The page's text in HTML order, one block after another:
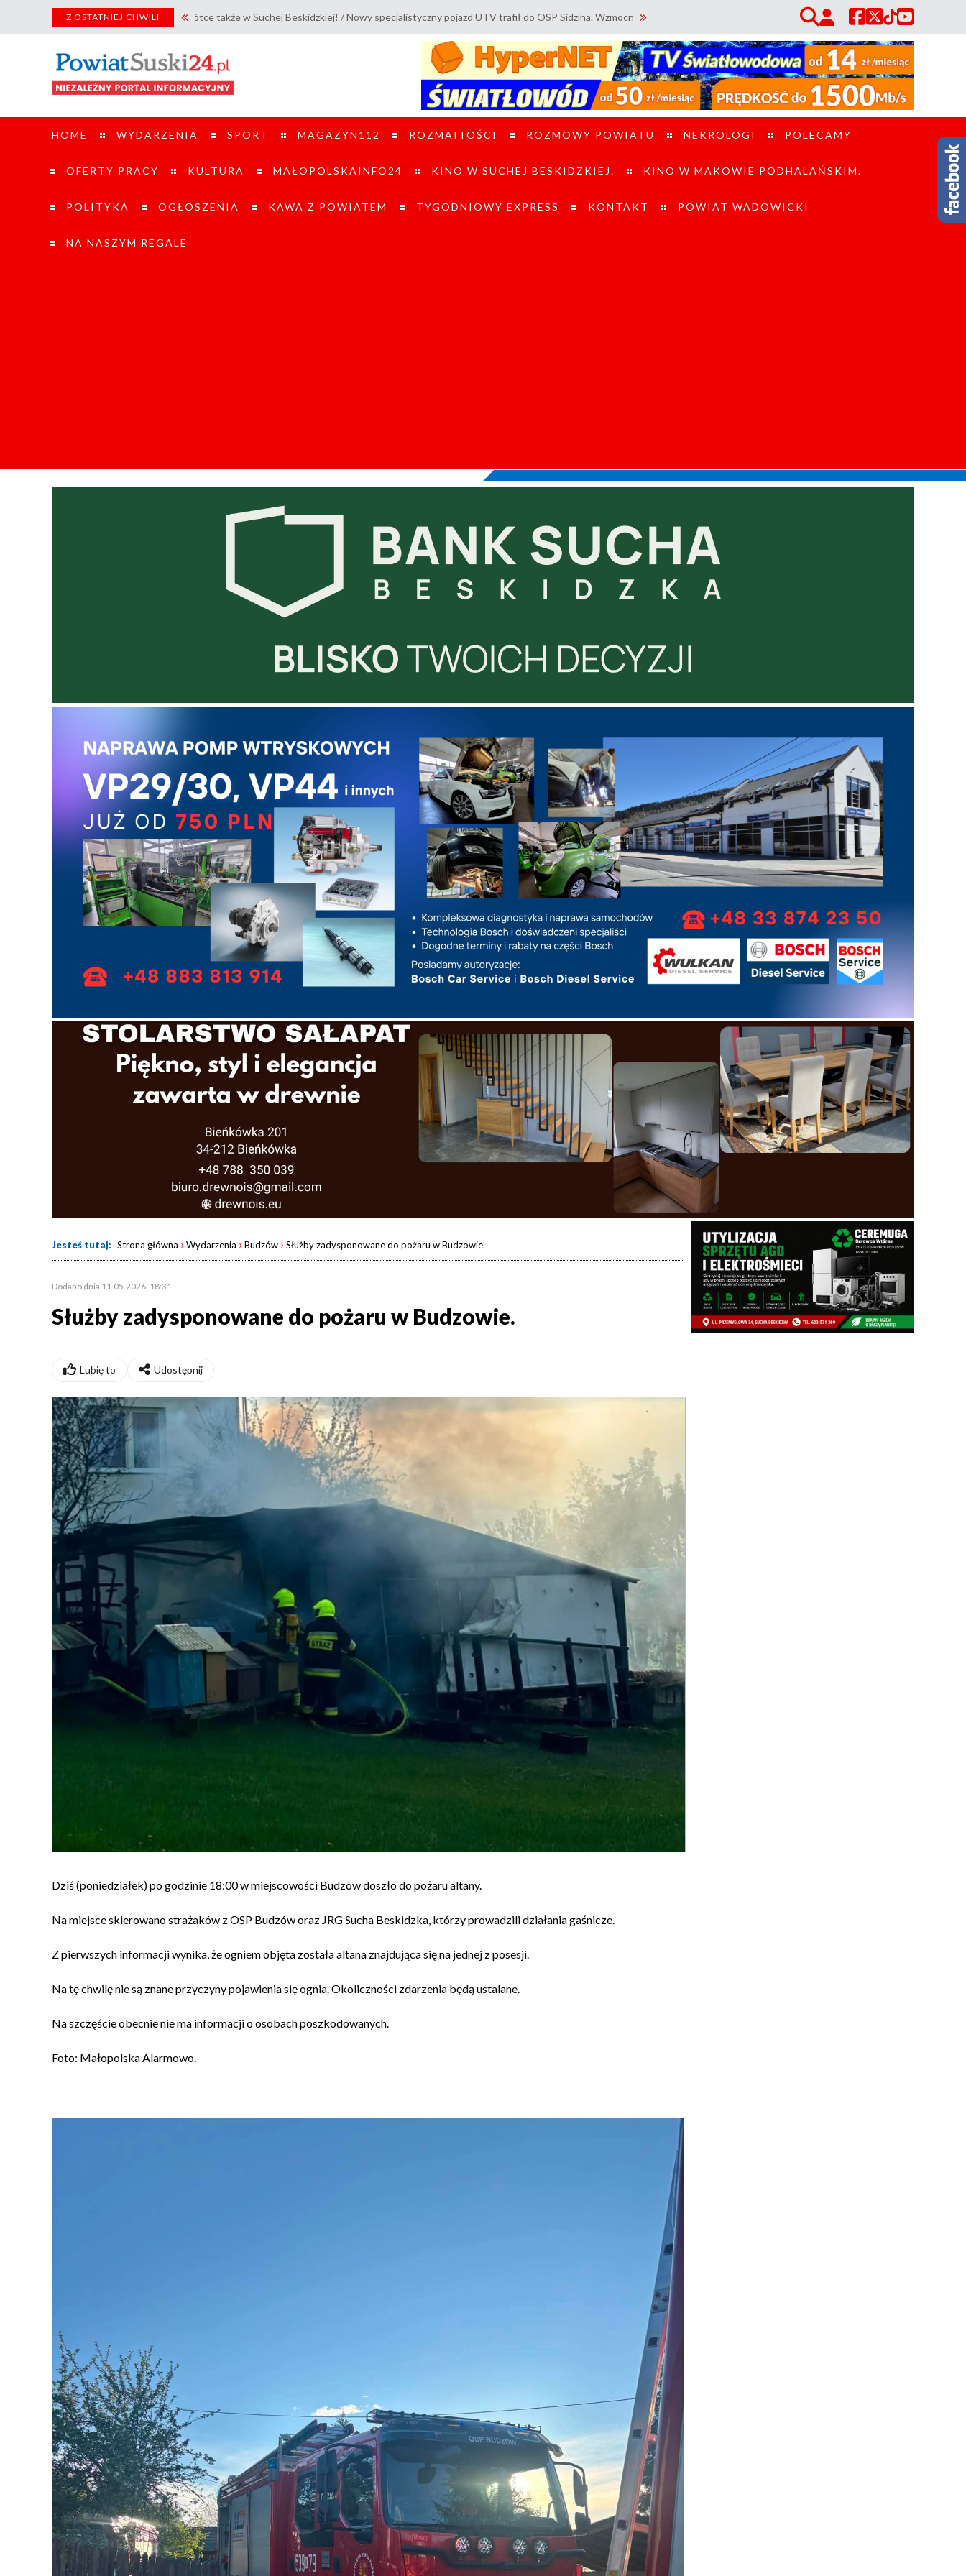
Z OSTATNIEJ CHWILI
Bella Fino już wkrótce także w Suchej Beskidzkiej! / Nowy specjalistyczny pojazd UTV trafił do OSP Sidzina. Wzmocni działania ratowników w trudnym terenie. / Utrudnienia na ul. Mickiewicza w
HOME WYDARZENIA SPORT MAGAZYN112 ROZMAITOŚCI ROZMOWY POWIATU NEKROLOGI POLECAMY
OFERTY PRACY KULTURA MAŁOPOLSKAINFO24 KINO W SUCHEJ BESKIDZKIEJ. KINO W MAKOWIE PODHALAŃSKIM.
POLITYKA OGŁOSZENIA KAWA Z POWIATEM TYGODNIOWY EXPRESS KONTAKT POWIAT WADOWICKI
NA NASZYM REGALE
Jesteś tutaj: Strona główna › Wydarzenia › Budzów › Służby zadysponowane do pożaru w Budzowie.
Dodano dnia 11.05.2026, 18:31
Służby zadysponowane do pożaru w Budzowie.
Lubię to Udostępnij
Dziś (poniedziałek) po godzinie 18:00 w miejscowości Budzów doszło do pożaru altany.
Na miejsce skierowano strażaków zOSP Budzóworaz JRG Sucha Beskidzka , którzy prowadzili działania gaśnicze.
Z pierwszych informacji wynika, że ogniem objęta została altana znajdująca się na jednej z posesji.
Na tę chwilę nie są znane przyczyny pojawienia się ognia. Okoliczności zdarzenia będą ustalane.
Na szczęście obecnie nie ma informacji o osobach poszkodowanych.
Foto: Małopolska Alarmowo.